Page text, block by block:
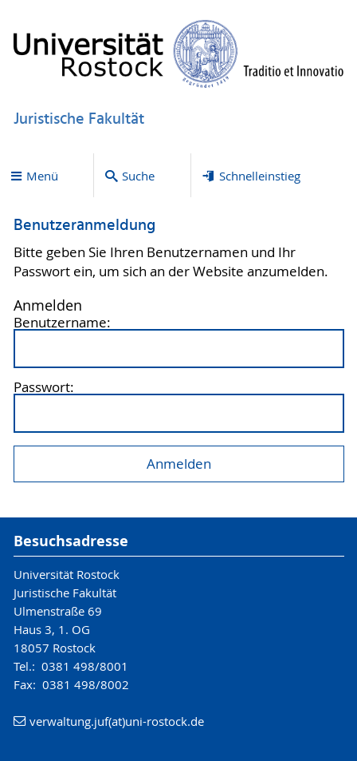
Juristische Fakultät
Menü Suche Schnelleinstieg
Benutzeranmeldung
Bitte geben Sie Ihren Benutzernamen und Ihr
Passwort ein, um sich an der Website anzumelden.
Anmelden
Benutzername:
Passwort:
Besuchsadresse
Universität Rostock
Juristische Fakultät
Ulmenstraße 69
Haus 3, 1. OG
18057 Rostock
Tel.: 0381 498/8001
Fax: 0381 498/8002
verwaltung.juf(at)uni-rostock.de